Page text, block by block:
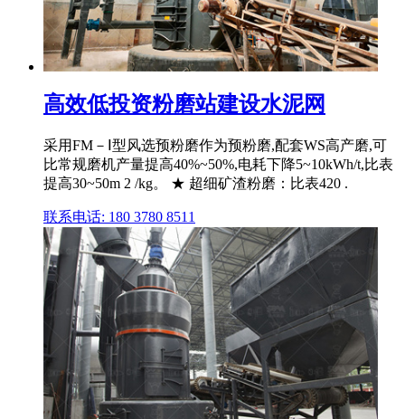
高效低投资粉磨站建设水泥网
采用FM－Ⅰ型风选预粉磨作为预粉磨,配套WS高产磨,可
比常规磨机产量提高40%~50%,电耗下降5~10kWh/t,比表
提高30~50m 2 /kg。 ★ 超细矿渣粉磨：比表420 .
联系电话: 180 3780 8511